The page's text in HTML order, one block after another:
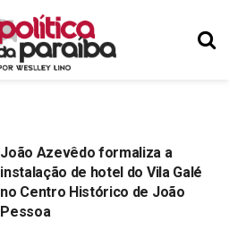
João Azevêdo formaliza a
instalação de hotel do Vila Galé
no Centro Histórico de João
Pessoa